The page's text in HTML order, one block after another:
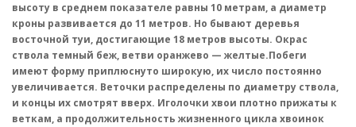
высоту в среднем показателе равны 10 метрам, а диаметр
кроны развивается до 11 метров. Но бывают деревья
восточной туи, достигающие 18 метров высоты. Окрас
ствола темный беж, ветви оранжево — желтые.Побеги
имеют форму приплюснуто широкую, их число постоянно
увеличивается. Веточки распределены по диаметру ствола,
и концы их смотрят вверх. Иголочки хвои плотно прижаты к
веткам, а продолжительность жизненного цикла хвоинок